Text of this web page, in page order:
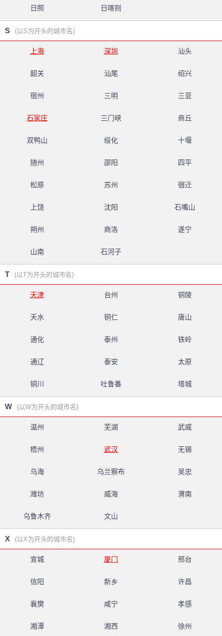
日照 日喀则
S (以S为开头的城市名)
上海 深圳 汕头
韶关 汕尾 绍兴
宿州 三明 三亚
石家庄 三门峡 商丘
双鸭山 绥化 十堰
随州 邵阳 四平
松原 苏州 宿迁
上饶 沈阳 石嘴山
朔州 商洛 遂宁
山南 石河子
T (以T为开头的城市名)
天津 台州 铜陵
天水 铜仁 唐山
通化 泰州 铁岭
通辽 泰安 太原
铜川 吐鲁番 塔城
W (以W为开头的城市名)
温州 芜湖 武威
梧州 武汉 无锡
乌海 乌兰察布 吴忠
潍坊 威海 渭南
乌鲁木齐 文山
X (以X为开头的城市名)
宣城 厦门 邢台
信阳 新乡 许昌
襄樊 咸宁 孝感
湘潭 湘西 徐州